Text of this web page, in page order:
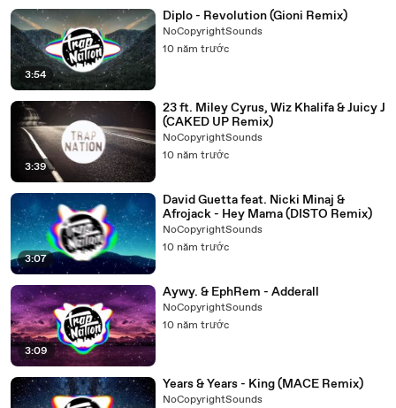
3:54
Diplo - Revolution (Gioni Remix)
NoCopyrightSounds
10 năm trước
3:39
23 ft. Miley Cyrus, Wiz Khalifa & Juicy J
(CAKED UP Remix)
NoCopyrightSounds
10 năm trước
3:07
David Guetta feat. Nicki Minaj &
Afrojack - Hey Mama (DISTO Remix)
NoCopyrightSounds
10 năm trước
3:09
Aywy. & EphRem - Adderall
NoCopyrightSounds
10 năm trước
Years & Years - King (MACE Remix)
NoCopyrightSounds